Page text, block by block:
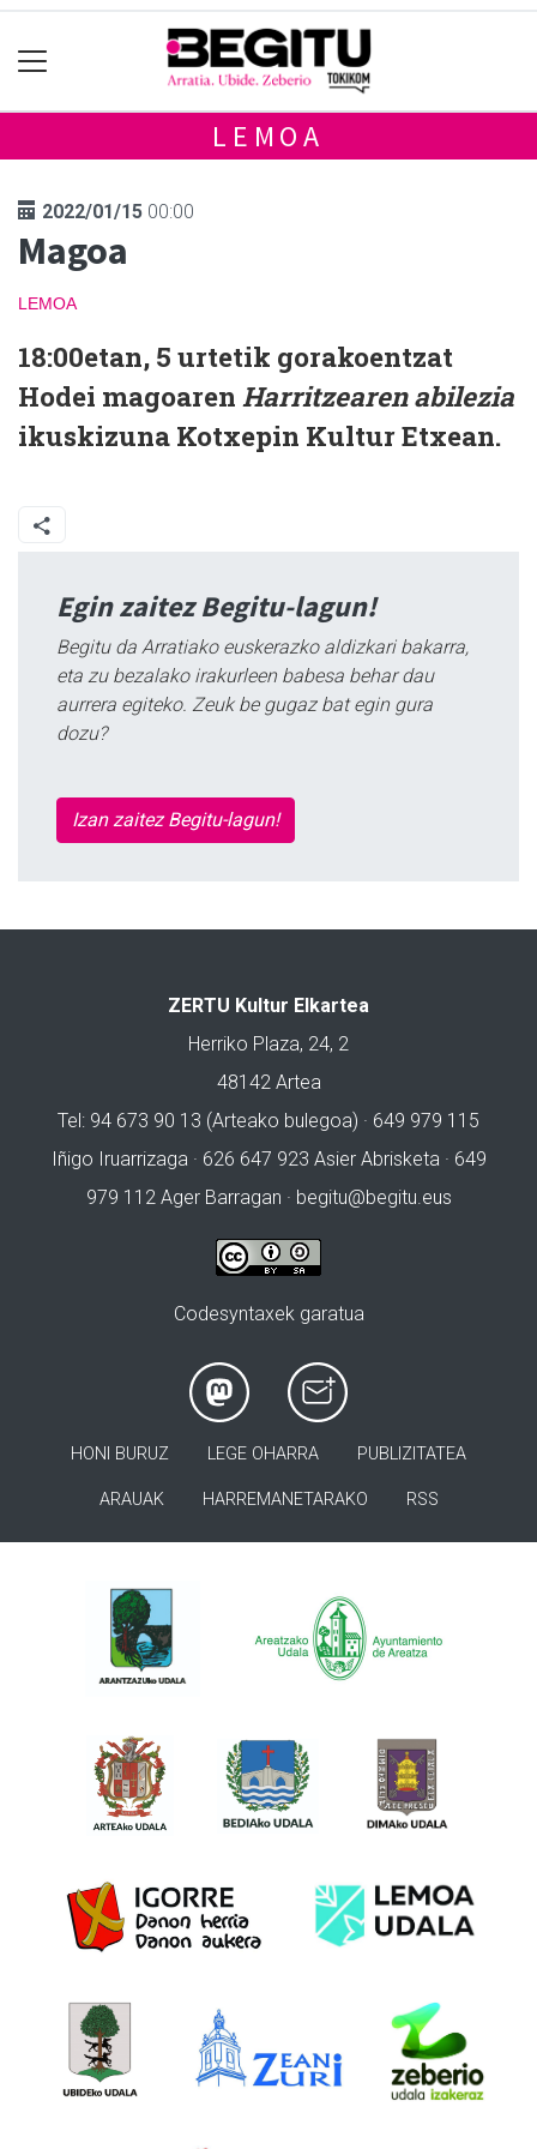
LEMOA
2022/01/15 00:00
Magoa
LEMOA
18:00etan, 5 urtetik gorakoentzat
Hodei magoaren Harritzearen abilezia
ikuskizuna Kotxepin Kultur Etxean.
Egin zaitez Begitu-lagun!
Begitu da Arratiako euskerazko aldizkari bakarra,
eta zu bezalako irakurleen babesa behar dau
aurrera egiteko. Zeuk be gugaz bat egin gura
dozu?
Izan zaitez Begitu-lagun!
ZERTU Kultur Elkartea
Herriko Plaza, 24, 2
48142 Artea
Tel: 94 673 90 13 (Arteako bulegoa) · 649 979 115
Iñigo Iruarrizaga · 626 647 923 Asier Abrisketa · 649
979 112 Ager Barragan · begitu@begitu.eus
Codesyntaxek garatua
HONI BURUZ LEGE OHARRA PUBLIZITATEA
ARAUAK HARREMANETARAKO RSS